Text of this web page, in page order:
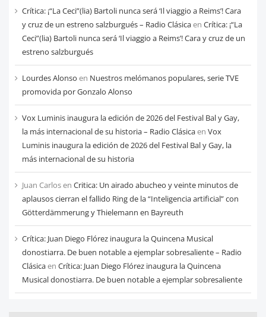
cada
mes
Crítica: ¡“La Ceci”(lia) Bartoli nunca será ‘Il viaggio a Reims’! Cara
y cruz de un estreno salzburgués – Radio Clásicaen Crítica: ¡“La
Ceci”(lia) Bartoli nunca será ‘Il viaggio a Reims’! Cara y cruz de un
estreno salzburgués
Lourdes Alonso en Nuestros melómanos populares, serie TVE
promovida por Gonzalo Alonso
Vox Luminis inaugura la edición de 2026 del Festival Bal y Gay,
la más internacional de su historia – Radio Clásicaen Vox
Luminis inaugura la edición de 2026 del Festival Bal y Gay, la
más internacional de su historia
Juan Carlosen Critica: Un airado abucheo y veinte minutos de
aplausos cierran el fallido Ring de la “Inteligencia artificial” con
Götterdämmerung y Thielemann en Bayreuth
Crítica: Juan Diego Flórez inaugura la Quincena Musical
donostiarra. De buen notable a ejemplar sobresaliente – Radio
Clásicaen Crítica: Juan Diego Flórez inaugura la Quincena
Musical donostiarra. De buen notable a ejemplar sobresaliente